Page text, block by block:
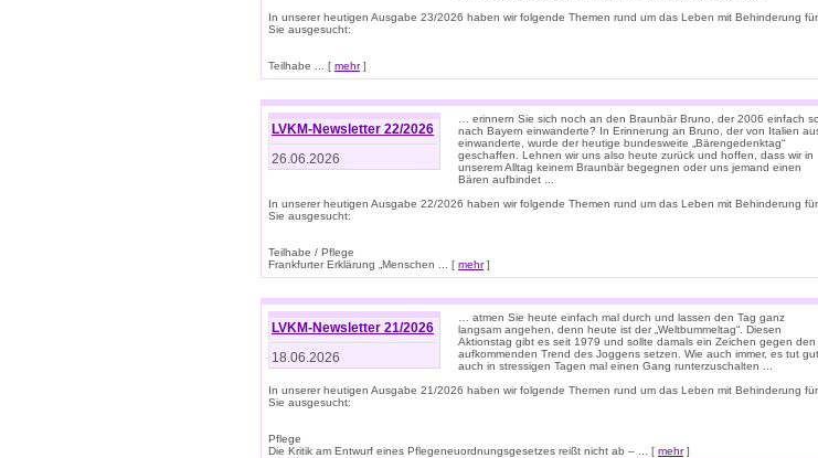
In unserer heutigen Ausgabe 23/2026 haben wir folgende Themen rund um das Leben mit Behinderung für
Sie ausgesucht:
Teilhabe ... [ mehr]
LVKM-Newsletter 22/2026
26.06.2026
… erinnern Sie sich noch an den Braunbär Bruno, der 2006 einfach so
nach Bayern einwanderte? In Erinnerung an Bruno, der von Italien
einwanderte, wurde der heutige bundesweite „Bärengedenktag“
geschaffen. Lehnen wir uns also heute zurück und hoffen, dass wir in
unserem Alltag keinem Braunbär begegnen oder uns jemand einen
Bären aufbindet ...
In unserer heutigen Ausgabe 22/2026 haben wir folgende Themen rund um das Leben mit Behinderung für
Sie ausgesucht:
Teilhabe / Pflege
Frankfurter Erklärung „Menschen ... [ mehr]
LVKM-Newsletter 21/2026
18.06.2026
… atmen Sie heute einfach mal durch und lassen den Tag ganz
langsam angehen, denn heute ist der „Weltbummeltag“. Diesen
Aktionstag gibt es seit 1979 und sollte damals ein Zeichen gegen den
aufkommenden Trend des Joggens setzen. Wie auch immer, es tut gut,
auch in stressigen Tagen mal einen Gang runterzuschalten ...
In unserer heutigen Ausgabe 21/2026 haben wir folgende Themen rund um das Leben mit Behinderung für
Sie ausgesucht:
Pflege
Die Kritik am Entwurf eines Pflegeneuordnungsgesetzes reißt nicht ab – ... [ mehr]